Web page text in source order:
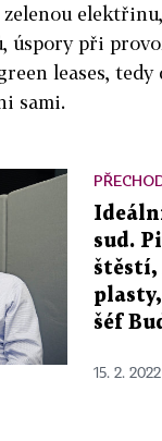
úspory při
leases,
sami.
sud.
štěstí,
šéf
15. 2.